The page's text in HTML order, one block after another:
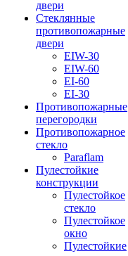
двери
Стеклянные
противопожарные
двери
EIW-30
EIW-60
EI-60
EI-30
Противопожарные
перегородки
Противопожарное
стекло
Paraflam
Пулестойкие
конструкции
Пулестойкое
стекло
Пулестойкое
окно
Пулестойкие